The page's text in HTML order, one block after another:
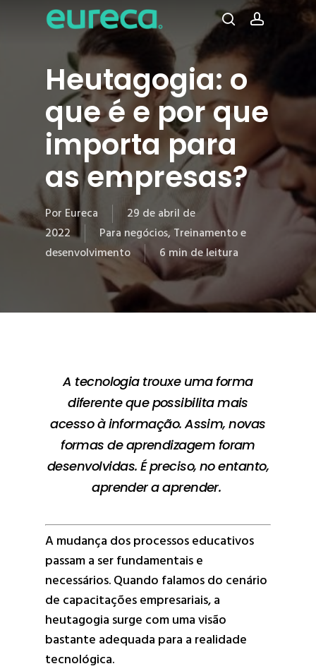
conteúdo
procuraconta
Heutagogia: o
que é e por que
importa para
as empresas?
Por Eureca
29 de abril de
2022
Para negócios,Treinamento e
desenvolvimento
6 min de leitura
A tecnologia trouxe uma forma
diferente que possibilita mais
acesso à informação. Assim, novas
formas de aprendizagem foram
desenvolvidas. É preciso, no entanto,
aprender a aprender.
A mudança dos processos educativos
passam a ser fundamentais e
necessários. Quando falamos do cenário
de capacitações empresariais, a
heutagogia surge com uma visão
bastante adequada para a realidade
tecnológica.